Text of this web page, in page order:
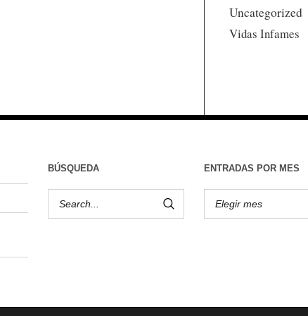
Uncategorized
Vidas Infames
BÚSQUEDA ENTRADAS POR MES